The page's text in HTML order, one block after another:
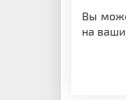
Вы
на